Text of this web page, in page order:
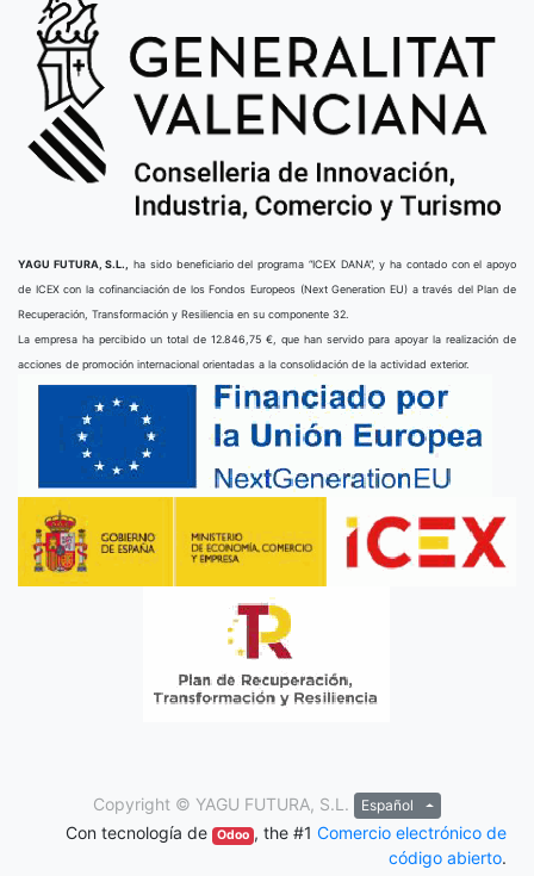
YAGU FUTURA, S.L.,
ha sido beneficiario del programa “ICEX DANA”, y ha contado con el apoyo
de ICEX con la cofinanciación de los Fondos Europeos (Next Generation EU) a través del Plan de
Recuperación, Transformación y Resiliencia en su componente 32.
La empresa ha percibido un total de 12.846,75 €, que han servido para apoyar la realización de
acciones de promoción internacional orientadas a la consolidación de la actividad exterior.
Copyright © YAGU FUTURA, S.L. Español
Con tecnología de Odoo , the #1 Comercio electrónico de
código abierto.